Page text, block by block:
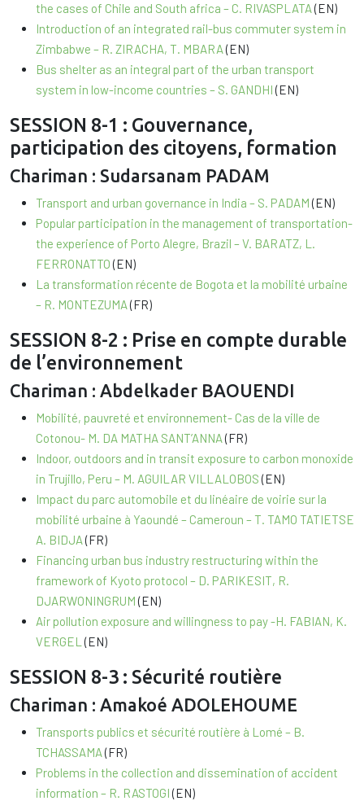
the cases of Chile and South africa – C. RIVASPLATA(EN)
Introduction of an integrated rail-bus commuter system in
Zimbabwe – R. ZIRACHA, T. MBARA(EN)
Bus shelter as an integral part of the urban transport
system in low-income countries – S. GANDHI(EN)
SESSION 8-1 : Gouvernance,
participation des citoyens, formation
Chariman : Sudarsanam PADAM
Transport and urban governance in India – S. PADAM(EN)
Popular participation in the management of transportation-
the experience of Porto Alegre, Brazil – V. BARATZ, L.
FERRONATTO(EN)
La transformation récente de Bogota et la mobilité urbaine
– R. MONTEZUMA(FR)
SESSION 8-2 : Prise en compte durable
de l’environnement
Chariman : Abdelkader BAOUENDI
Mobilité, pauvreté et environnement- Cas de la ville de
Cotonou- M. DA MATHA SANT’ANNA(FR)
Indoor, outdoors and in transit exposure to carbon monoxide
in Trujillo, Peru – M. AGUILAR VILLALOBOS(EN)
Impact du parc automobile et du linéaire de voirie sur la
mobilité urbaine à Yaoundé – Cameroun – T. TAMO TATIETSE
A. BIDJA(FR)
Financing urban bus industry restructuring within the
framework of Kyoto protocol – D. PARIKESIT, R.
DJARWONINGRUM(EN)
Air pollution exposure and willingness to pay -H. FABIAN, K.
VERGEL (EN)
SESSION 8-3 : Sécurité routière
Chariman : Amakoé ADOLEHOUME
Transports publics et sécurité routière à Lomé – B.
TCHASSAMA(FR)
Problems in the collection and dissemination of accident
information – R. RASTOGI(EN)